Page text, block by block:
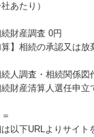
社あたり）
財産調査 0円
算】相続の承認又は
人調査・相続関係図
財産清算人選任申立
以下URLよりサイト